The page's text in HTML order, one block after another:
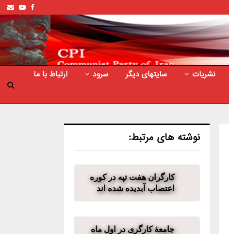
Facebook
نشریات سایتهای دیگر سرود
ارتباط با ما
نوشته های مرتبط:
کارگران هفت تپه در کوره
اعتصاب آبدیده شده اند
جامعهٔ کارگری در اول ماه